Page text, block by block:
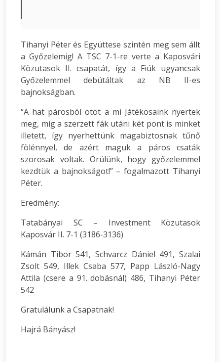
Tihanyi Péter és Együttese szintén meg sem állt
a Győzelemig! A TSC 7-1-re verte a Kaposvári
Közutasok II. csapatát, így a Fiúk ugyancsak
Győzelemmel debütáltak az NB II-es
bajnokságban.
“A hat párosból ötöt a mi Játékosaink nyertek
meg, míg a szerzett fák utáni két pont is minket
illetett, így nyerhettünk magabiztosnak tűnő
fölénnyel, de azért maguk a páros csaták
szorosak voltak. Örülünk, hogy győzelemmel
kezdtük a bajnokságot!” – fogalmazott Tihanyi
Péter.
Eredmény:
Tatabányai SC – Investment Közutasok
Kaposvár II. 7-1 (3186-3136)
Kámán Tibor 541, Schvarcz Dániel 491, Szalai
Zsolt 549, Illek Csaba 577, Papp László-Nagy
Attila (csere a 91. dobásnál) 486, Tihanyi Péter
542
Gratulálunk a Csapatnak!
Hajrá Bányász!